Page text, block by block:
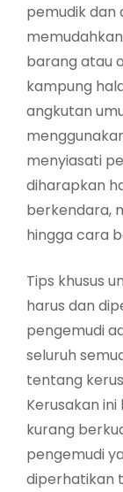
pemudik dan
barang atau
kampung
angkutan
menyiasati
diharapkan
berkendara,
hingga cara
Tips khusus
harus dan
pengemudi
seluruh
tentang
Kerusakan
kurang
pengemudi
diperhatikan